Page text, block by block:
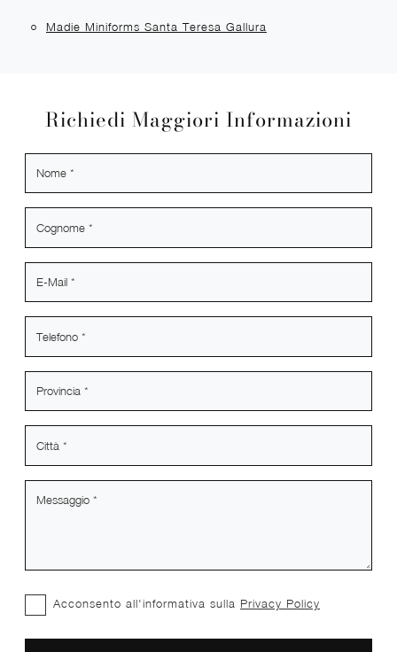
Madie Miniforms Santa Teresa Gallura
Richiedi Maggiori Informazioni
Acconsento all'informativa sulla Privacy Policy